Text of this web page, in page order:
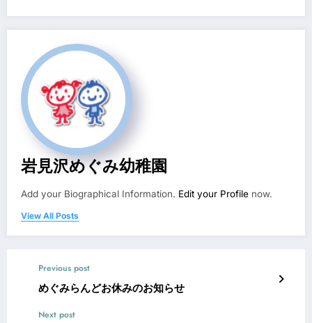
岩見沢めぐみ幼稚園
Add your Biographical Information. Edit your Profile now.
View All Posts
Previous post
めぐみらんどお休みのお知らせ
Next post